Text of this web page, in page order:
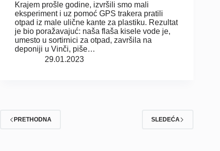
Krajem prošle godine, izvršili smo mali
eksperiment i uz pomoć GPS trakera pratili
otpad iz male ulične kante za plastiku. Rezultat
je bio poražavajuć: naša flaša kisele vode je,
umesto u sortirnici za otpad, završila na
deponiji u Vinči, piše…
29.01.2023
PRETHODNA SLEDEĆA